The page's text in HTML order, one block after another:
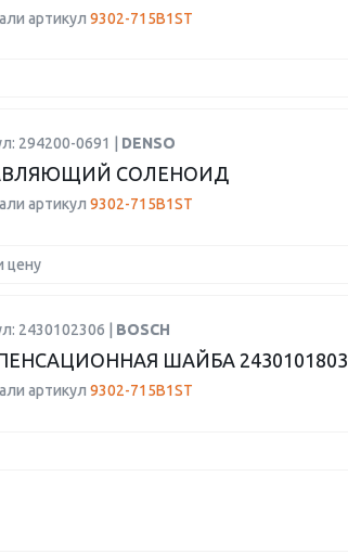
артикул 9302-715B1ST
294200-0691 | DENSO
СОЛЕНОИД
артикул 9302-715B1ST
цену
2430102306 | BOSCH
ШАЙБА 2430101803
артикул 9302-715B1ST